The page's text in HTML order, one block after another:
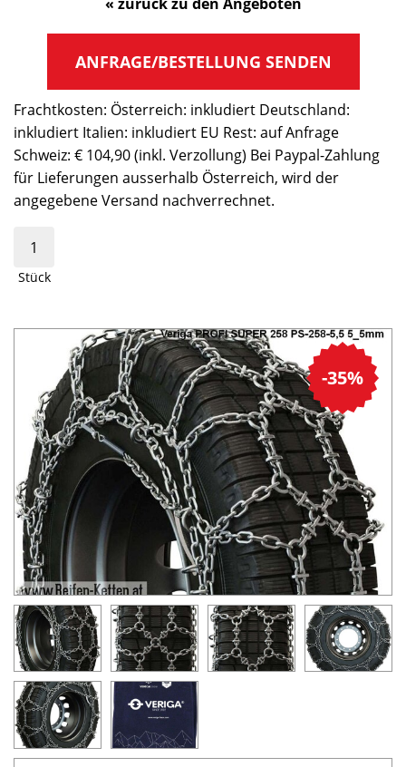
ANFRAGE/BESTELLUNG SENDEN
Frachtkosten: Österreich: inkludiert Deutschland:
inkludiert Italien: inkludiert EU Rest: auf Anfrage
Schweiz: € 104,90 (inkl. Verzollung) Bei Paypal-Zahlung
für Lieferungen ausserhalb Österreich, wird der
angegebene Versand nachverrechnet.
Stück
-35%